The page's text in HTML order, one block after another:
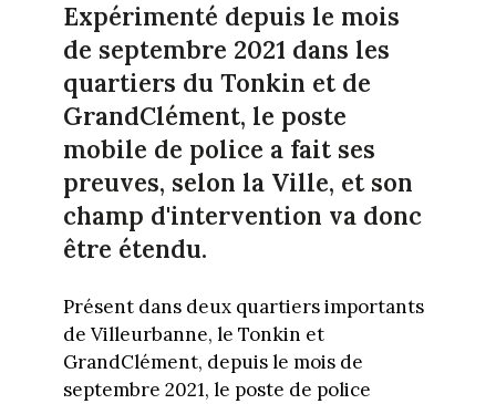
Expérimenté depuis le mois
de septembre 2021 dans les
quartiers du Tonkin et de
GrandClément, le poste
mobile de police a fait ses
preuves, selon la Ville, et son
champ d'intervention va donc
être étendu.
Présent dans deux quartiers importants
de Villeurbanne, le Tonkin et
GrandClément, depuis le mois de
septembre 2021, le poste de police